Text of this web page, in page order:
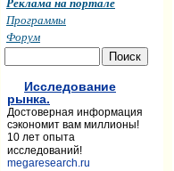
Программы
Форум
Исследование
рынка.
Достоверная информация
сэкономит вам миллионы!
10 лет опыта
исследований!
megaresearch.ru